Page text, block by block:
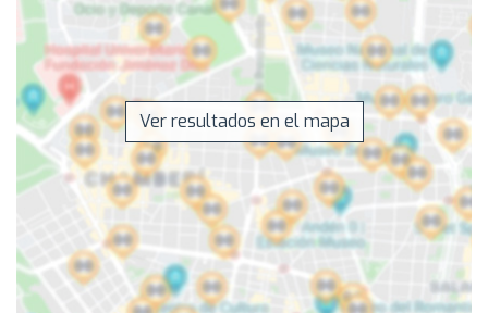
Ver resultados en el mapa